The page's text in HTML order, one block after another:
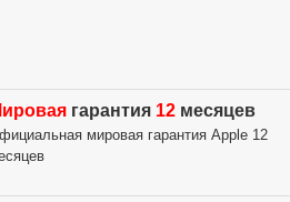
гарантия 12 месяцев
мировая гарантия Apple 12